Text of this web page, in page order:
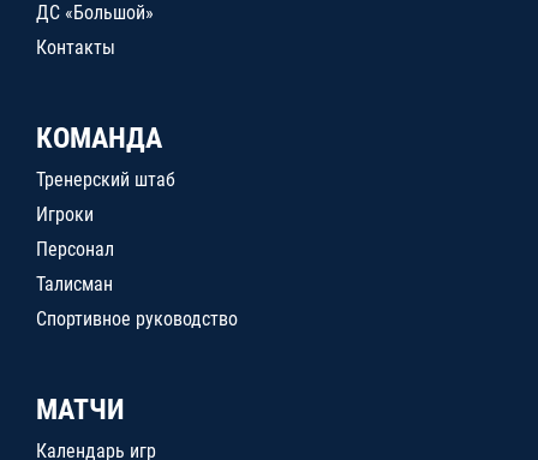
ДС «Большой»
Контакты
КОМАНДА
Тренерский штаб
Игроки
Персонал
Талисман
Спортивное руководство
МАТЧИ
Календарь игр